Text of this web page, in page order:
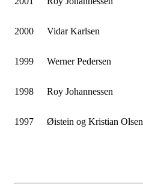
2000 Vidar Karlsen
1999 Werner Pedersen
1998 Roy Johannessen
1997 Øistein og Kristian Olsen